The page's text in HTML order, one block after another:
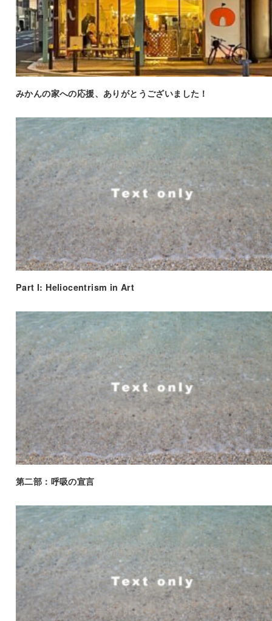
みかんの家への応援、ありがとうございました！
Part I: Heliocentrism in Art
第二部：呼吸の宣言